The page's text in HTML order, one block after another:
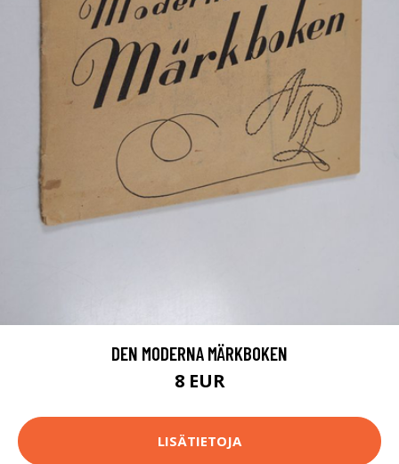
DEN MODERNA MÄRKBOKEN
8 EUR
LISÄTIETOJA